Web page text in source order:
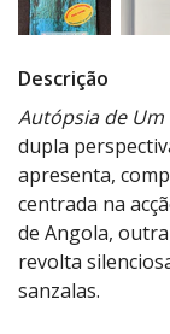
Descrição
Autópsia de Um
dupla
apresenta,
centrada na
de Angola,
revolta
sanzalas.